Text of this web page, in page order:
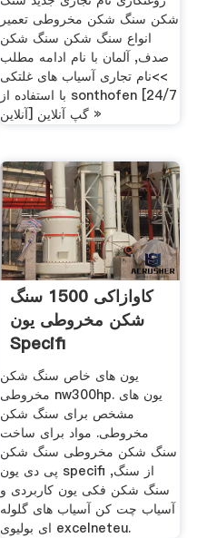
شکن سنگ شکن مخروطی تعمیر
انواع سنگ شکن سنگ شکن
صدف, آلمان با نام ادامه مطلب
>>نام تجاری آسیاب های غلتکی
با استفاده از sonthofen [24/7
آنلاین] گپ آنلاین »
کاوازاکی 1500 سنگ
شکن مخروطی یون
Specifi
یون های خاص سنگ شکن
مخروطی nw300hp. یون های
مشخص برای سنگ شکن
مخروطی. مواد برای ساخت
سنگ شکن مخروطی سنگ شکن
پی دی یون specifi از سنگ,
سنگ شکن فکی یون کاربردی و
آسیاب چت کن آسیاب های گلوله
ای بولیوی excelneteu.